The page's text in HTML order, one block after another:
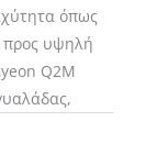
όπως
προς υψηλή
Q2M